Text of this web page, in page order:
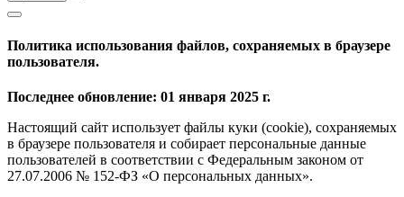
Политика использования файлов, сохраняемых в браузере
пользователя.
Последнее обновление: 01 января 2025 г.
Настоящий сайт использует файлы куки (cookie), сохраняемых
в браузере пользователя и собирает персональные данные
пользователей в соответствии с Федеральным законом от
27.07.2006 № 152-ФЗ «О персональных данных».